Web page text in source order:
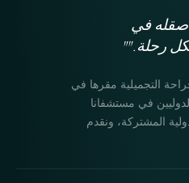
صقله في
رحلة.""
التجميلية مقرها في
في مستشفانا
المشتركة، ونقدم